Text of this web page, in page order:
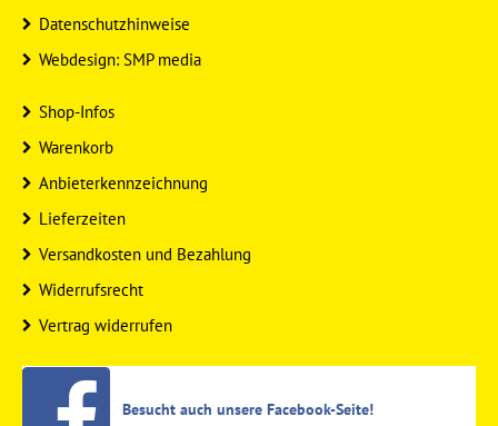
Datenschutzhinweise
Webdesign: SMP media
Shop-Infos
Warenkorb
Anbieterkennzeichnung
Lieferzeiten
Versandkosten und Bezahlung
Widerrufsrecht
Vertrag widerrufen
Besucht auch unsere Facebook-Seite!